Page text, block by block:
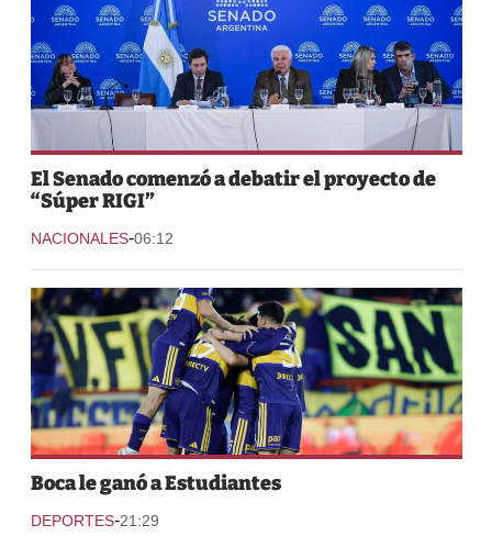
El Senado comenzó a debatir el proyecto de
“Súper RIGI”
NACIONALES-06:12
Boca le ganó a Estudiantes
DEPORTES-21:29